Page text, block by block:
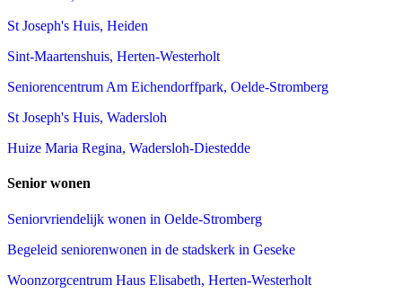
St Joseph's Huis, Heiden
Sint-Maartenshuis, Herten-Westerholt
Seniorencentrum Am Eichendorffpark, Oelde-Stromberg
St Joseph's Huis, Wadersloh
Huize Maria Regina, Wadersloh-Diestedde
Senior wonen
Seniorvriendelijk wonen in Oelde-Stromberg
Begeleid seniorenwonen in de stadskerk in Geseke
Woonzorgcentrum Haus Elisabeth, Herten-Westerholt